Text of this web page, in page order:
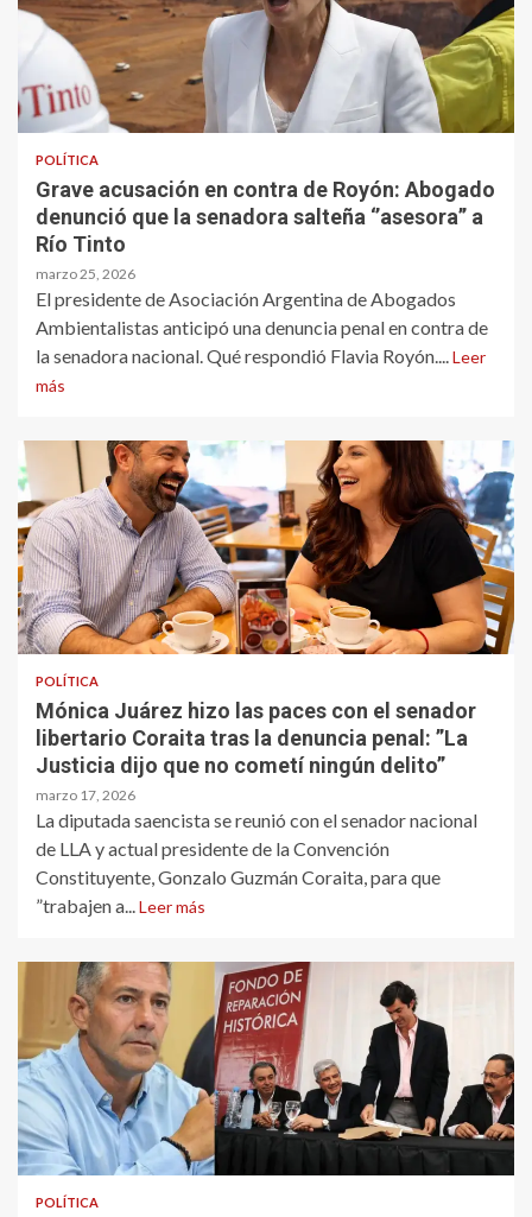
POLÍTICA
Grave acusación en contra de Royón: Abogado
denunció que la senadora salteña ‘’asesora’’ a
Río Tinto
marzo 25, 2026
El presidente de Asociación Argentina de Abogados
Ambientalistas anticipó una denuncia penal en contra de
la senadora nacional. Qué respondió Flavia Royón.... Leer
más
POLÍTICA
Mónica Juárez hizo las paces con el senador
libertario Coraita tras la denuncia penal: ”La
Justicia dijo que no cometí ningún delito”
marzo 17, 2026
La diputada saencista se reunió con el senador nacional
de LLA y actual presidente de la Convención
Constituyente, Gonzalo Guzmán Coraita, para que
”trabajen a... Leer más
POLÍTICA